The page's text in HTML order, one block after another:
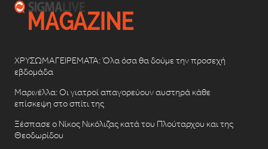
ΧΡΥΣΩΜΑΓΕΙΡΕΜΑΤΑ: Όλα όσα θα δούμε την προσεχή
εβδομάδα
Μαρινέλλα: Οι γιατροί απαγορεύουν αυστηρά κάθε
επίσκεψη στο σπίτι της
Ξέσπασε ο Νίκος Νικόλιζας κατά του Πλούταρχου και της
Θεοδωρίδου